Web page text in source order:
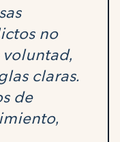
no
claras.
de